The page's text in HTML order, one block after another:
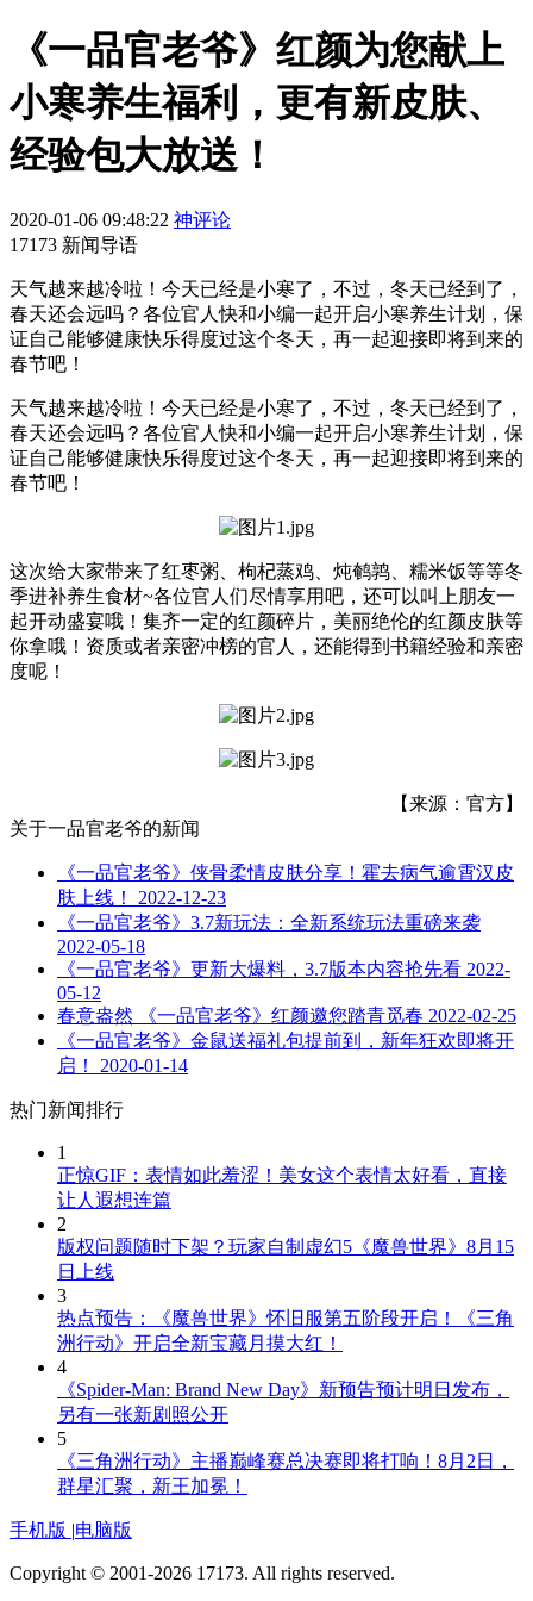
《一品官老爷》红颜为您献上
小寒养生福利，更有新皮肤、
经验包大放送！
2020-01-06 09:48:22 神评论
17173 新闻导语
天气越来越冷啦！今天已经是小寒了，不过，冬天已经到了，
春天还会远吗？各位官人快和小编一起开启小寒养生计划，保
证自己能够健康快乐得度过这个冬天，再一起迎接即将到来的
春节吧！
天气越来越冷啦！今天已经是小寒了，不过，冬天已经到了，
春天还会远吗？各位官人快和小编一起开启小寒养生计划，保
证自己能够健康快乐得度过这个冬天，再一起迎接即将到来的
春节吧！
这次给大家带来了红枣粥、枸杞蒸鸡、炖鹌鹑、糯米饭等等冬
季进补养生食材~各位官人们尽情享用吧，还可以叫上朋友一
起开动盛宴哦！集齐一定的红颜碎片，美丽绝伦的红颜皮肤等
你拿哦！资质或者亲密冲榜的官人，还能得到书籍经验和亲密
度呢！
【来源：官方】
关于一品官老爷的新闻
《一品官老爷》侠骨柔情皮肤分享！霍去病气逾霄汉皮
肤上线！
2022-12-23
《一品官老爷》3.7新玩法：全新系统玩法重磅来袭
2022-05-18
《一品官老爷》更新大爆料，3.7版本内容抢先看 2022-
05-12
春意盎然 《一品官老爷》红颜邀您踏青觅春 2022-02-25
《一品官老爷》金鼠送福礼包提前到，新年狂欢即将开
启！
2020-01-14
热门新闻排行
1
正惊GIF：表情如此羞涩！美女这个表情太好看，直接
让人遐想连篇
2
版权问题随时下架？玩家自制虚幻5《魔兽世界》8月15
日上线
3
热点预告：《魔兽世界》怀旧服第五阶段开启！《三角
洲行动》开启全新宝藏月摸大红！
4
《Spider-Man: Brand New Day》新预告预计明日发布，
另有一张新剧照公开
5
《三角洲行动》主播巅峰赛总决赛即将打响！8月2日，
群星汇聚，新王加冕！
手机版 |电脑版
Copyright © 2001-2026 17173. All rights reserved.